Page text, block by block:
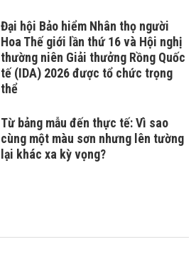
Đại hội Bảo hiểm Nhân thọ người
Hoa Thế giới lần thứ 16 và Hội nghị
thường niên Giải thưởng Rồng Quốc
tế (IDA) 2026 được tổ chức trọng
thể
Từ bảng mẫu đến thực tế: Vì sao
cùng một màu sơn nhưng lên tường
lại khác xa kỳ vọng?